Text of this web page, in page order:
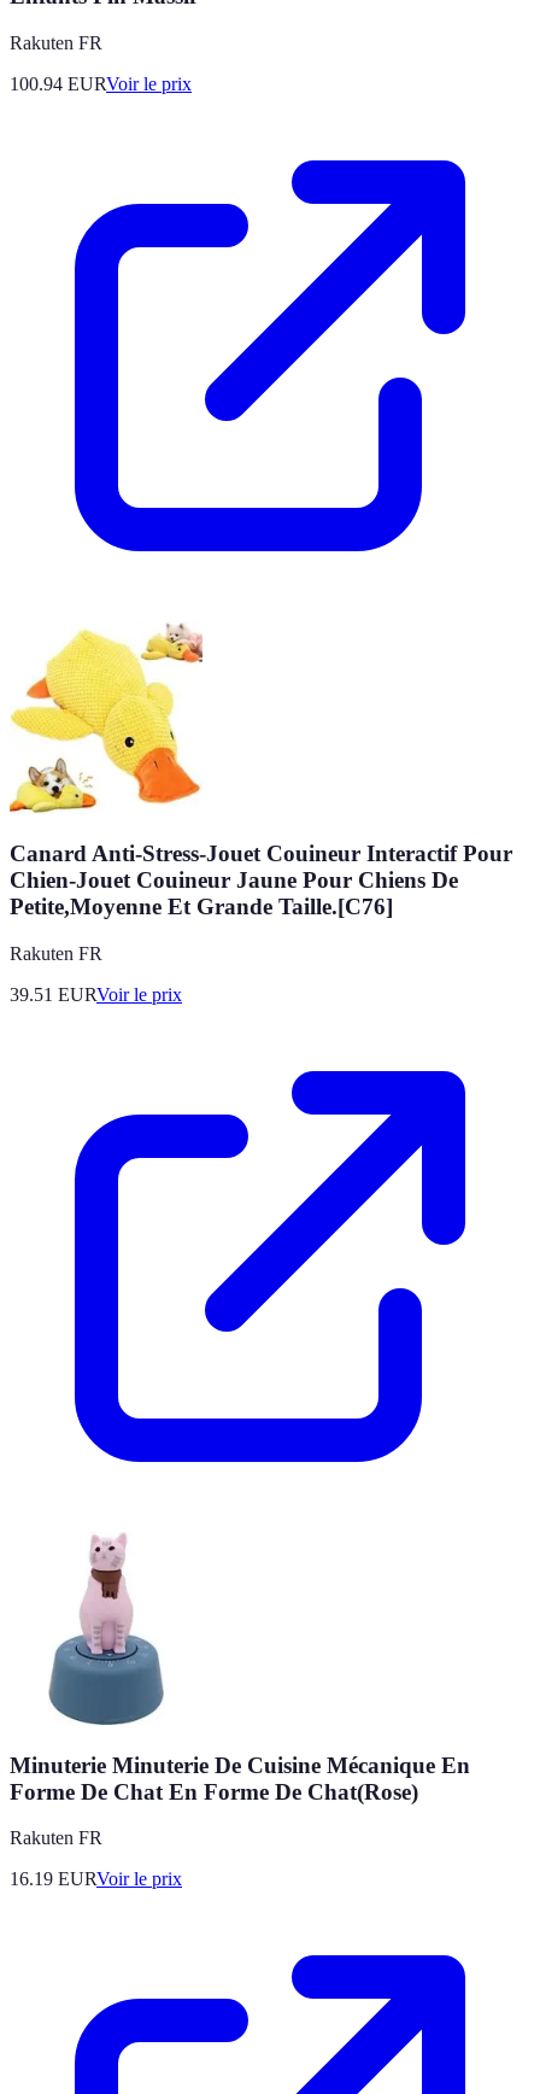
Rakuten FR
100.94 EURVoir le prix
Canard Anti-Stress-Jouet Couineur Interactif Pour
Chien-Jouet Couineur Jaune Pour Chiens De
Petite,Moyenne Et Grande Taille.[C76]
Rakuten FR
39.51 EURVoir le prix
Minuterie Minuterie De Cuisine Mécanique En
Forme De Chat En Forme De Chat(Rose)
Rakuten FR
16.19 EURVoir le prix